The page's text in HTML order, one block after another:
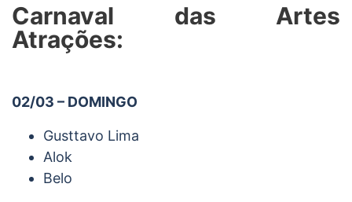
Carnaval das Artes
Atrações:
02/03 – DOMINGO
Gusttavo Lima
Alok
Belo